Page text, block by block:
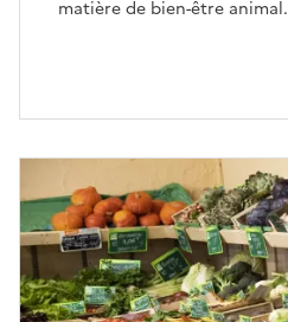
matière de bien-être animal.